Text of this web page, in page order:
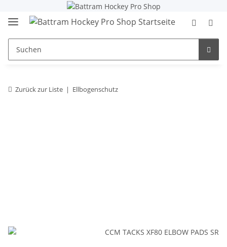
Zurück zur Liste Ellbogenschutz